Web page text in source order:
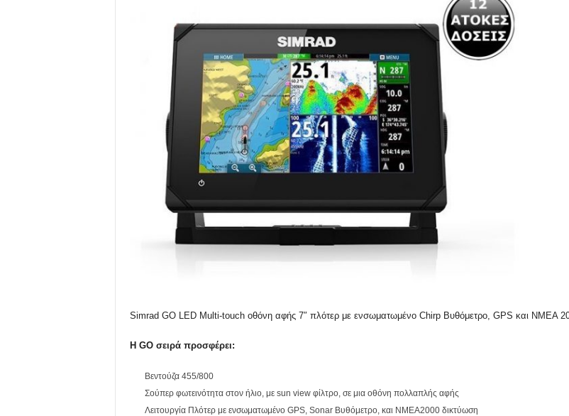
Simrad GO LED Multi-touch οθόνη αφής 7″ πλότερ με ενσωματωμένο Chirp Βυθόμετρο, GPS και NMEA
Η GO σειρά προσφέρει:
Βεντούζα 455/800
Σούπερ φωτεινότητα στον ήλιο, με sun view φίλτρο, σε μια οθόνη πολλαπλής αφής
Λειτουργία Πλότερ με ενσωματωμένο GPS, Sonar Βυθόμετρο, και NMEA2000 δικτύωση